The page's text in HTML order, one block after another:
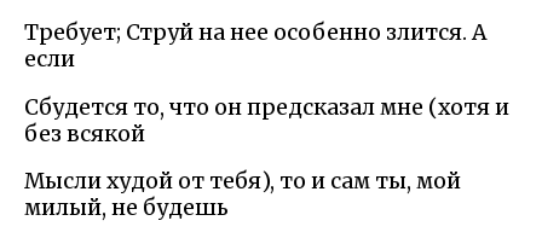
Требует; Струй на нее особенно злится. А
если
Сбудется то, что он предсказал мне (хотя и
без всякой
Мысли худой от тебя), то и сам ты, мой
милый, не будешь